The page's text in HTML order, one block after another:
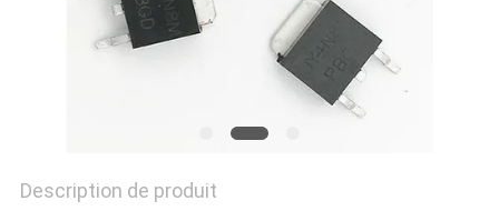
POLITIQUE
Description de produit